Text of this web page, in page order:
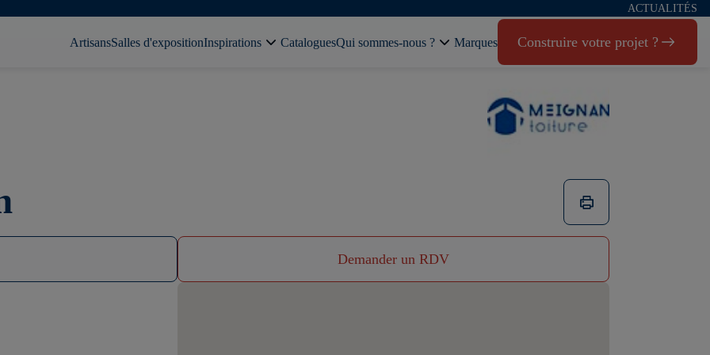
ACTUALITÉS
ArtisansSalles d'expositionInspirations CataloguesQui sommes-nous ? Marques Construire votre projet ?
Demander un RDV